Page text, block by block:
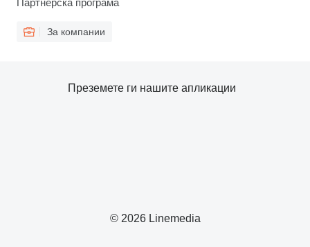
Партнерска програма
За компании
© 2026 Linemedia
Преземете ги нашите апликации